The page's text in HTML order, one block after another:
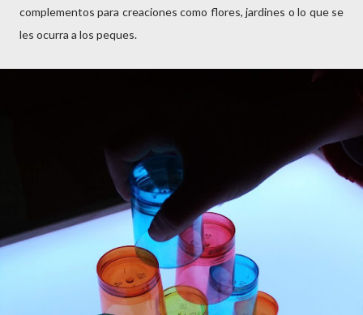
complementos para creaciones como flores, jardines o lo que se
les ocurra a los peques.